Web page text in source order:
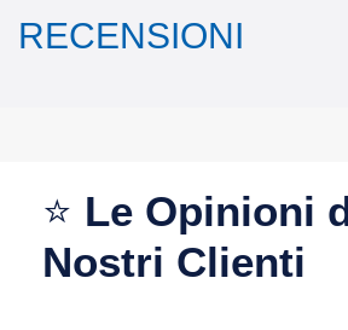
RECENSIONI
⭐ Le Opinioni
Nostri Clienti